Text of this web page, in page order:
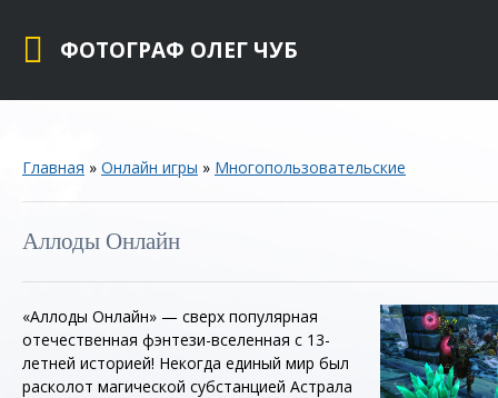
ФОТОГРАФ ОЛЕГ ЧУБ
Главная » Онлайн игры » Многопользовательские
Аллоды Онлайн
«Аллоды Онлайн» — сверх популярная
отечественная фэнтези-вселенная с 13-
летней историей! Некогда единый мир был
расколот магической субстанцией Астрала